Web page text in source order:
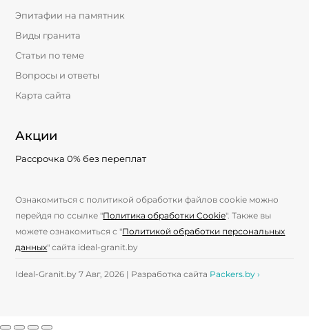
Эпитафии на памятник
Виды гранита
Статьи по теме
Вопросы и ответы
Карта сайта
Акции
Рассрочка 0% без переплат
Ознакомиться с политикой обработки файлов cookie можно
перейдя по ссылке "Политика обработки Cookie". Также вы
можете ознакомиться с "Политикой обработки персональных
данных" сайта ideal-granit.by
Ideal-Granit.by 7 Авг, 2026 | Разработка сайта Packers.by ›